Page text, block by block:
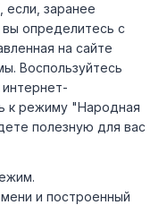
если, заранее
определитесь с
на сайте
Воспользуйтесь
к режиму "Народная
полезную для вас
и построенный